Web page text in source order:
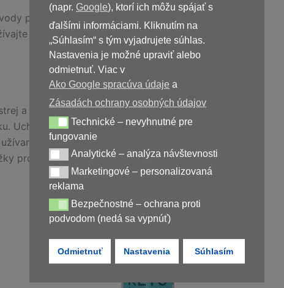
(napr. Google), ktorí ich môžu spájať s
ďalšími informáciami. Kliknutím na
„Súhlasím“ s tým vyjadrujete súhlas.
Nastavenia je možné upraviť alebo
odmietnuť. Viac v
Ako Google spracúva údaje a
Zásadách ochrany osobných údajov
Technické – nevyhnutné pre fungovanie
Technické – nevyhnutné pre
fungovanie
Analytické – analýza návštevnosti
Analytické – analýza návštevnosti
Marketingové – personalizovaná reklama
Marketingové – personalizovaná
reklama
Bezpečnostné – ochrana proti podvodom (nedá sa vypnúť)
Bezpečnostné – ochrana proti
podvodom (nedá sa vypnúť)
Odmietnuť Nastavenia Súhlasím
podľa návodu na obale.
po dátume exspirácie.
a vyváženej stravy a zdravého životného štýlu.
Uchovávajte mimo dosahu detí.
liekov sa poraďte s odborníkom.
produktu.
Kúpiť Keto Probiotix